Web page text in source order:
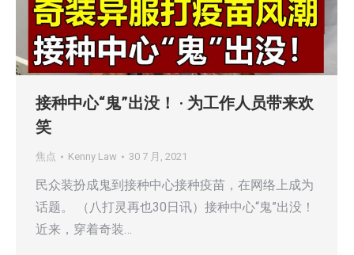
接种中心“鬼”出没！ · 为工作人员带来欢
笑
焦点 Kenny Law 30 7 月, 2021
民众装扮成鬼到接种中心接种疫苗，在网络上成为
话题。 （八打灵再也30日讯）接种中心“鬼”出没！
近来，穿着奇装…